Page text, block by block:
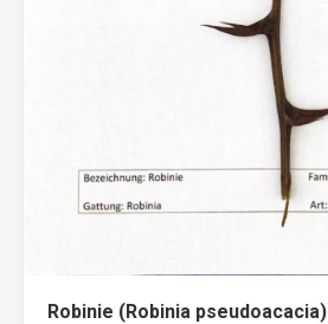
Robinie (Robinia pseudoacacia)